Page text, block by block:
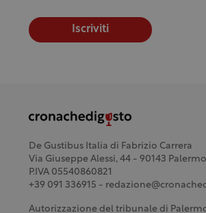
Iscriviti
De Gustibus Italia di Fabrizio Carrera
Via Giuseppe Alessi, 44 - 90143 Palermo
P.IVA 05540860821
+39 091 336915 -
Autorizzazione del tribunale di